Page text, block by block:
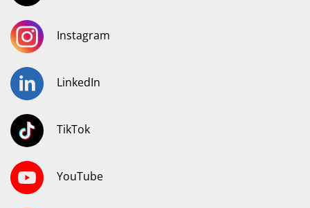
Instagram
LinkedIn
TikTok
YouTube